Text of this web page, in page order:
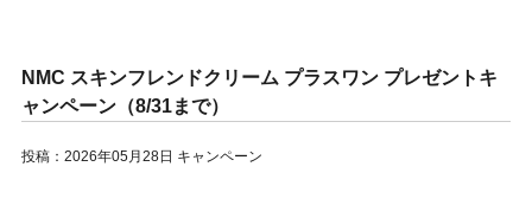
NMC スキンフレンドクリーム プラスワン プレゼントキ
ャンペーン（8/31まで）
投稿：2026年05月28日 キャンペーン